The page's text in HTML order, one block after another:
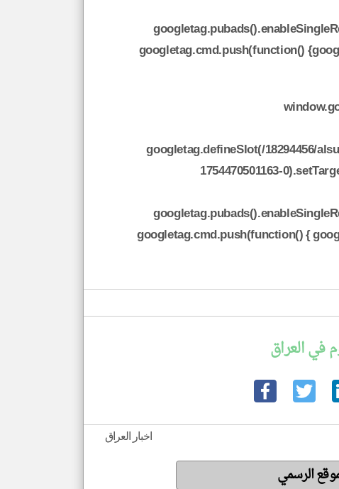
googletag.cmd.push(function()
googletag.defineSlot(/18294456/
1754470501163-
googletag.cmd.push(function() {
في العراق
اخبار العراق
الرسمي